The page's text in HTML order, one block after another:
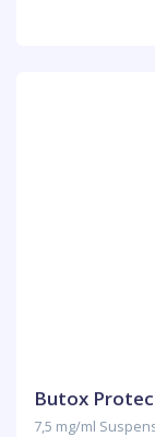
Butox
7,5 mg/ml